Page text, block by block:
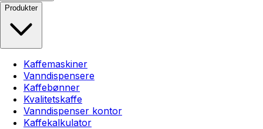
Produkter
Kaffemaskiner
Vanndispensere
Kaffebønner
Kvalitetskaffe
Vanndispenser kontor
Kaffekalkulator